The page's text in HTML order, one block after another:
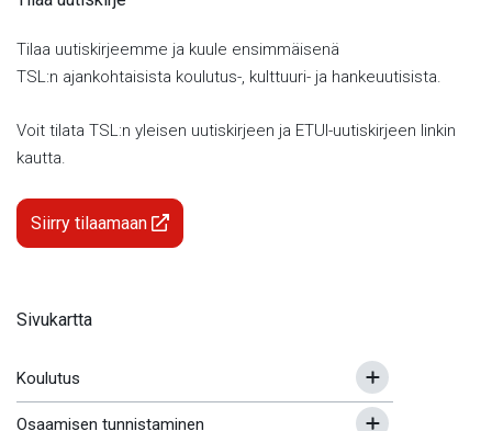
Tilaa uutiskirjeemme ja kuule ensimmäisenä
TSL:n ajankohtaisista koulutus-, kulttuuri- ja hankeuutisista.
Voit tilata TSL:n yleisen uutiskirjeen ja ETUI-uutiskirjeen linkin
kautta.
Siirry tilaamaan
Sivukartta
Koulutus
Osaamisen tunnistaminen